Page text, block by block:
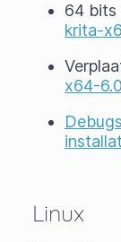
64 bits
krita-
x64-
Linux